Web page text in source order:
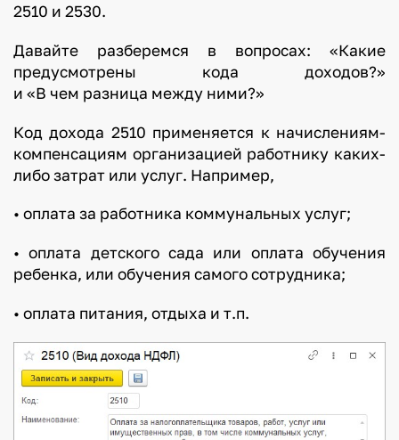
2510 и 2530.
Давайте разберемся в вопросах: «Какие
предусмотрены кода доходов?»
и «В чем разница между ними?»
Код дохода 2510 применяется к начислениям-
компенсациям организацией работнику каких-
либо затрат или услуг. Например,
• оплата за работника коммунальных услуг;
• оплата детского сада или оплата обучения
ребенка, или обучения самого сотрудника;
• оплата питания, отдыха и т.п.